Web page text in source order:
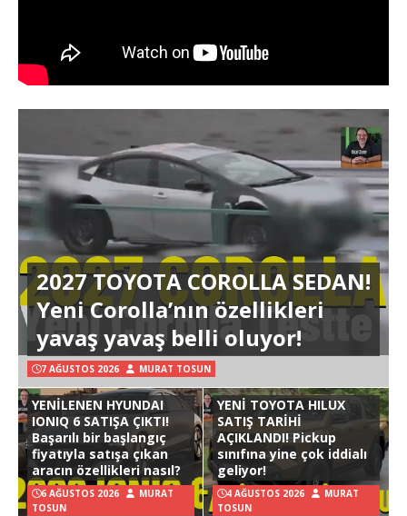
2027 TOYOTA COROLLA SEDAN!
Yeni Corolla’nın özellikleri
yavaş yavaş belli oluyor!
7 AĞUSTOS 2026 MURAT TOSUN
YENİLENEN HYUNDAI
IONIQ 6 SATIŞA ÇIKTI!
Başarılı bir başlangıç
fiyatıyla satışa çıkan
aracın özellikleri nasıl?
6 AĞUSTOS 2026
MURAT
TOSUN
YENİ TOYOTA HILUX
SATIŞ TARİHİ
AÇIKLANDI! Pickup
sınıfına yine çok iddialı
geliyor!
4 AĞUSTOS 2026
MURAT
TOSUN